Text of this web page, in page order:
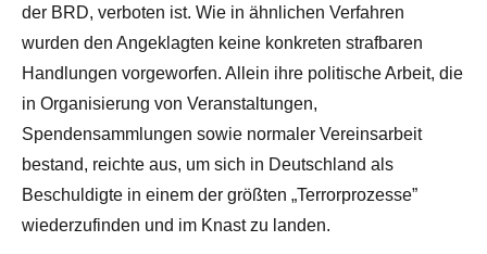
der BRD, verboten ist. Wie in ähnlichen Verfahren
wurden den Angeklagten keine konkreten strafbaren
Handlungen vorgeworfen. Allein ihre politische Arbeit, die
in Organisierung von Veranstaltungen,
Spendensammlungen sowie normaler Vereinsarbeit
bestand, reichte aus, um sich in Deutschland als
Beschuldigte in einem der größten „Terrorprozesse”
wiederzufinden und im Knast zu landen.